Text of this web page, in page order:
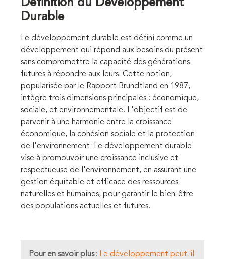
Définition du Développement
Durable
Le développement durable est défini comme un
développement qui répond aux besoins du présent
sans compromettre la capacité des générations
futures à répondre aux leurs. Cette notion,
popularisée par le Rapport Brundtland en 1987,
intègre trois dimensions principales : économique,
sociale, et environnementale. L'objectif est de
parvenir à une harmonie entre la croissance
économique, la cohésion sociale et la protection
de l'environnement. Le développement durable
vise à promouvoir une croissance inclusive et
respectueuse de l'environnement, en assurant une
gestion équitable et efficace des ressources
naturelles et humaines, pour garantir le bien-être
des populations actuelles et futures.
Pour en savoir plus: Le développement peut-il